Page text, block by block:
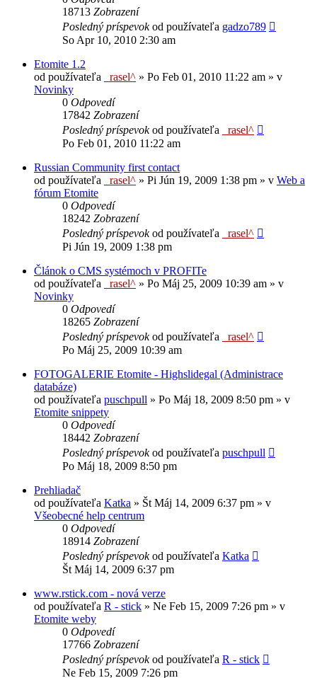
18713 Zobrazení
Posledný príspevokod používateľa gadzo789
So Apr 10, 2010 2:30 am
Etomite 1.2
od používateľa
_rasel^ » Po Feb 01, 2010 11:22 am » v
Novinky
0 Odpovedí
17842 Zobrazení
Posledný príspevokod používateľa
_rasel^
Po Feb 01, 2010 11:22 am
Russian Community first contact
od používateľa
_rasel^ » Pi Jún 19, 2009 1:38 pm » v Web a
fórum Etomite
0 Odpovedí
18242 Zobrazení
Posledný príspevokod používateľa
_rasel^
Pi Jún 19, 2009 1:38 pm
Článok o CMS systémoch v PROFITe
od používateľa
_rasel^ » Po Máj 25, 2009 10:39 am » v
Novinky
0 Odpovedí
18265 Zobrazení
Posledný príspevokod používateľa
_rasel^
Po Máj 25, 2009 10:39 am
FOTOGALERIE Etomite - Highslidegal (Administrace
databáze)
od používateľa puschpull » Po Máj 18, 2009 8:50 pm » v
Etomite snippety
0 Odpovedí
18442 Zobrazení
Posledný príspevokod používateľa puschpull
Po Máj 18, 2009 8:50 pm
Prehliadač
od používateľa Katka » Št Máj 14, 2009 6:37 pm » v
Všeobecné help centrum
0 Odpovedí
18914 Zobrazení
Posledný príspevokod používateľa Katka
Št Máj 14, 2009 6:37 pm
www.rstick.com - nová verze
od používateľa R - stick » Ne Feb 15, 2009 7:26 pm » v
Etomite weby
0 Odpovedí
17766 Zobrazení
Posledný príspevokod používateľa R - stick
Ne Feb 15, 2009 7:26 pm